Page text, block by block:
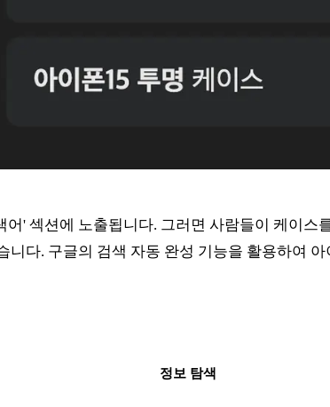
' 섹션에 노출됩니다. 그러면 사람들이 케이스
다. 구글의 검색 자동 완성 기능을 활용하여
정보 탐색